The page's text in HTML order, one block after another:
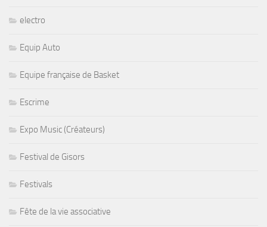
electro
Equip Auto
Equipe française de Basket
Escrime
Expo Music (Créateurs)
Festival de Gisors
Festivals
Fête de la vie associative